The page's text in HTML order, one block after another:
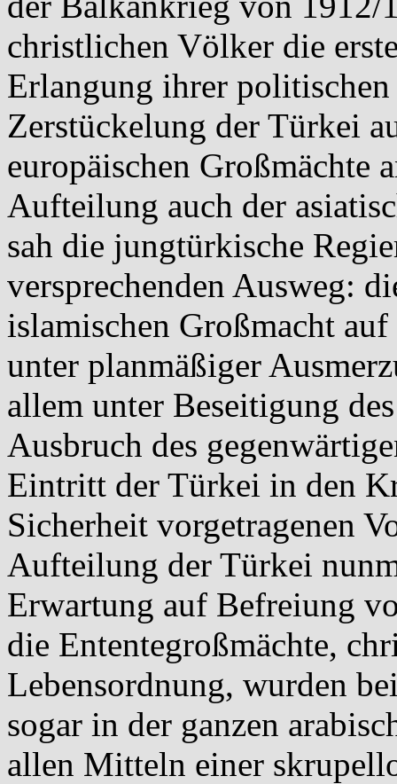
christlichen Völker die
Erlangung ihrer
Zerstückelung der Türkei
europäischen Großmächte
Aufteilung auch der
sah die jungtürkische
versprechenden Ausweg:
islamischen Großmacht
unter planmäßiger
allem unter Beseitigung
Ausbruch des
Eintritt der Türkei in den
Sicherheit vorgetragenen
Aufteilung der Türkei
Erwartung auf Befreiung
die Ententegroßmächte,
Lebensordnung, wurden
sogar in der ganzen
allen Mitteln einer